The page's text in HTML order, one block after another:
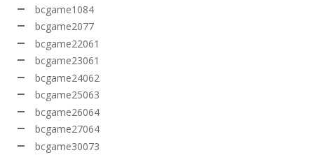
bcgame1084
bcgame2077
bcgame22061
bcgame23061
bcgame24062
bcgame25063
bcgame26064
bcgame27064
bcgame30073